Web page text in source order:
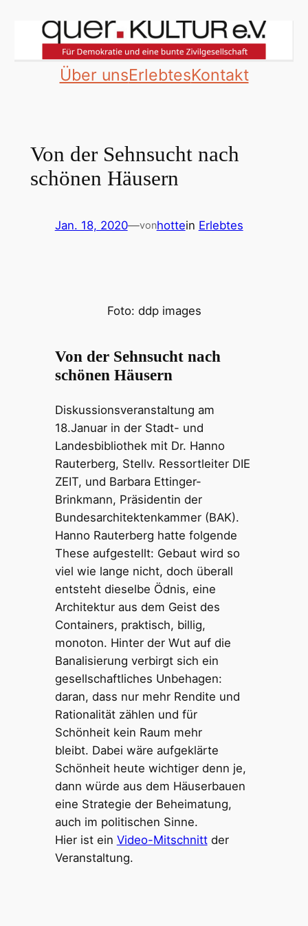
Über unsErlebtesKontakt
Von der Sehnsucht nach
schönen Häusern
Jan. 18, 2020—vonhottein Erlebtes
Foto: ddp images
Von der Sehnsucht nach
schönen Häusern
Diskussionsveranstaltung am
18.Januar in der Stadt- und
Landesbibliothek mit Dr. Hanno
Rauterberg, Stellv. Ressortleiter DIE
ZEIT, und Barbara Ettinger-
Brinkmann, Präsidentin der
Bundesarchitektenkammer (BAK).
Hanno Rauterberg hatte folgende
These aufgestellt: Gebaut wird so
viel wie lange nicht, doch überall
entsteht dieselbe Ödnis, eine
Architektur aus dem Geist des
Containers, praktisch, billig,
monoton. Hinter der Wut auf die
Banalisierung verbirgt sich ein
gesellschaftliches Unbehagen:
daran, dass nur mehr Rendite und
Rationalität zählen und für
Schönheit kein Raum mehr
bleibt. Dabei wäre aufgeklärte
Schönheit heute wichtiger denn je,
dann würde aus dem Häuserbauen
eine Strategie der Beheimatung,
auch im politischen Sinne.
Hier ist ein Video-Mitschnittder
Veranstaltung.